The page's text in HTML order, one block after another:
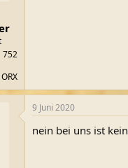
752
ORX
9 Juni 2020
nein bei uns ist